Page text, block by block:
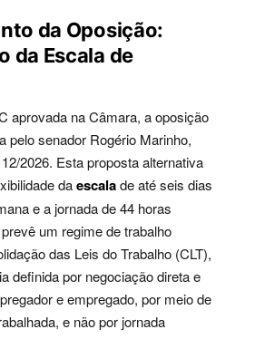
da Oposição:
da Escala de
aprovada na Câmara, a oposição
pelo senador Rogério Marinho,
2026. Esta proposta alternativa
daescalade até seis dias
e a jornada de 44 horas
um regime de trabalho
das Leis do Trabalho (CLT),
definida por negociação direta e
e empregado, por meio de
e não por jornada